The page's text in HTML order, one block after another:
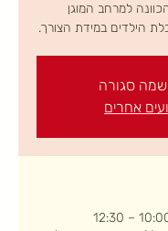
למרחב המוגן
הילדים במידת הצורך.
סגורה
אחרים